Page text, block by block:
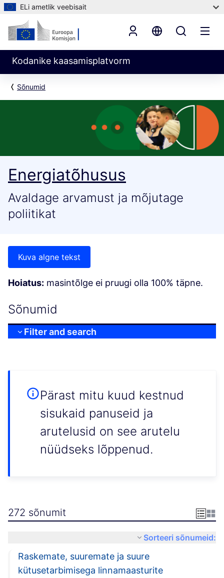
ELi ametlik veebisait
Kodanike kaasamisplatvorm
Sõnumid
Energiatõhusus
Avaldage arvamust ja mõjutage
poliitikat
Kuva algne tekst
Hoiatus: masintõlge ei pruugi olla 100% täpne.
Sõnumid
Filter and search
Pärast mitu kuud kestnud
sisukaid panuseid ja
arutelusid on see arutelu
nüüdseks lõppenud.
272 sõnumit
Sorteeri sõnumeid:
Raskemate, suuremate ja suure
kütusetarbimisega linnamaasturite